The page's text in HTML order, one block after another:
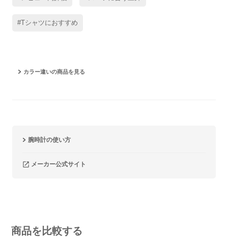
#Tシャツにおすすめ
カラー違いの商品を見る
腕時計の使い方
メーカー公式サイト
商品を比較する